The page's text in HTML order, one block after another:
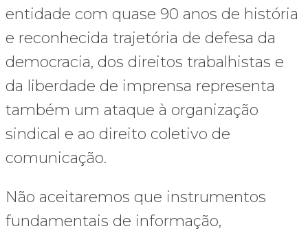
entidade com quase 90 anos de história
e reconhecida trajetória de defesa da
democracia, dos direitos trabalhistas e
da liberdade de imprensa representa
também um ataque à organização
sindical e ao direito coletivo de
comunicação.
Não aceitaremos que instrumentos
fundamentais de informação,